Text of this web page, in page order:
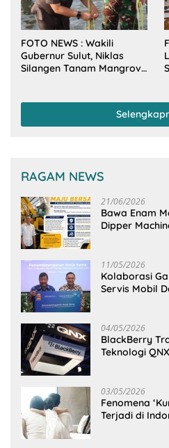
FOTO NEWS : Wakili
Gubernur Sulut, Niklas
Silangen Tanam Mangrove
RAGAM NEWS
21/06/2026
Bawa Enam
Dipper
11/05/2026
Kolaborasi
Servis Mobil
04/05/2026
BlackBerry
Teknologi
03/05/2026
Fenomena
Terjadi di